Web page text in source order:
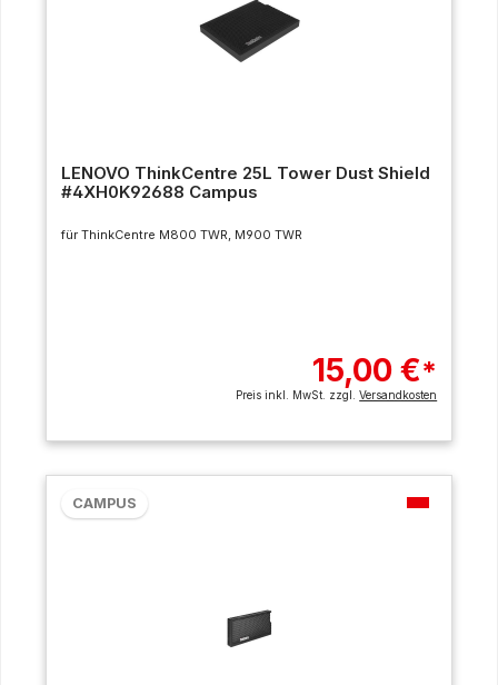
LENOVO ThinkCentre 25L Tower Dust Shield
#4XH0K92688 Campus
für ThinkCentre M800 TWR, M900 TWR
15,00 €*
Preis inkl. MwSt. zzgl.Versandkosten
CAMPUS